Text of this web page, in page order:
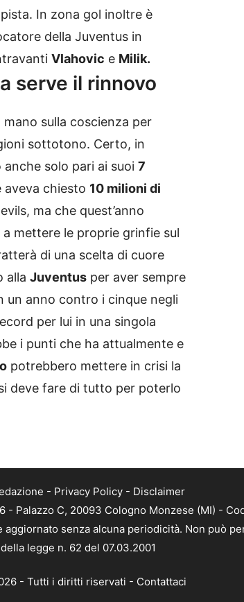
In zona gol inoltre è
della Juventus in
Vlahovic e Milik.
serve il rinnovo
sulla coscienza per
sottotono. Certo, in
solo pari ai suoi 7
aveva chiesto 10 milioni di
ma che quest’anno
mettere le proprie grinfie sul
di una scelta di cuore
alla Juventus per aver sempre
un anno contro i cinque negli
per lui in una singola
i punti che ha attualmente e
potrebbero mettere in crisi la
deve fare di tutto per poterlo
- Privacy Policy - Disclaimer
Palazzo C, 20093 Cologno Monzese (MI) -
senza alcuna periodicità. Non può
legge n. 62 del 07.03.2001
- Tutti i diritti riservati - Contattaci